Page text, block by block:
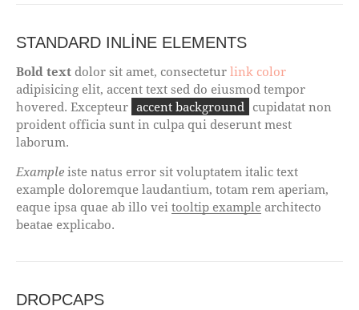
STANDARD INLINE ELEMENTS
Bold text dolor sit amet, consectetur link color
adipisicing elit, accent text sed do eiusmod tempor
hovered. Excepteur accent background cupidatat non
proident officia sunt in culpa qui deserunt mest
laborum.
Example iste natus error sit voluptatem italic text
example doloremque laudantium, totam rem aperiam,
eaque ipsa quae ab illo vei tooltip example architecto
beatae explicabo.
DROPCAPS